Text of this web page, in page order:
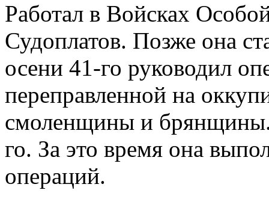
Работал в Войсках
Судоплатов. Позже она
осени 41-го руководил
переправленной на
смоленщины и брянщины.
го. За это время она
операций.